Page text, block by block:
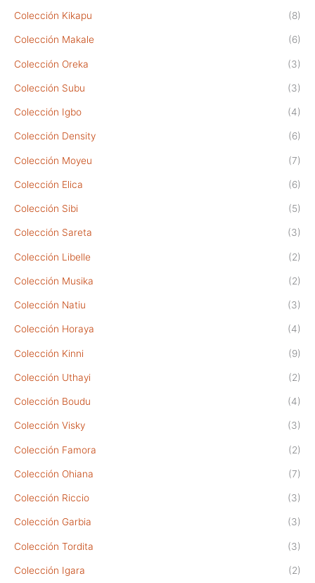
Colección Kikapu (8)
Colección Makale (6)
Colección Oreka (3)
Colección Subu (3)
Colección Igbo (4)
Colección Density (6)
Colección Moyeu (7)
Colección Elica (6)
Colección Sibi (5)
Colección Sareta (3)
Colección Libelle (2)
Colección Musika (2)
Colección Natiu (3)
Colección Horaya (4)
Colección Kinni (9)
Colección Uthayi (2)
Colección Boudu (4)
Colección Visky (3)
Colección Famora (2)
Colección Ohiana (7)
Colección Riccio (3)
Colección Garbia (3)
Colección Tordita (3)
Colección Igara (2)